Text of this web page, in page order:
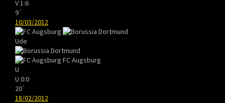
V 1:6
9`
10/03/2012
Ude
FC Augsburg
U
U 0:0
20`
18/02/2012